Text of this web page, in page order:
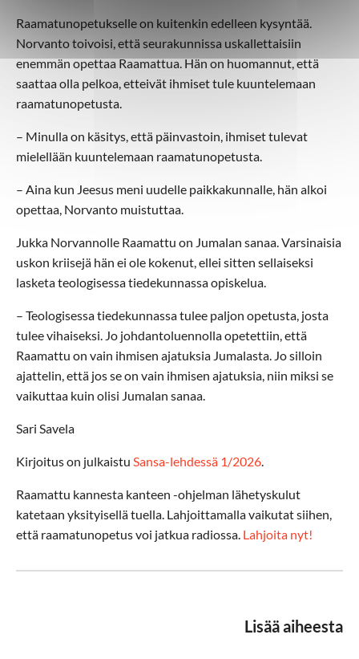
Raamatunopetukselle on kuitenkin edelleen kysyntää.
Norvanto toivoisi, että seurakunnissa uskallettaisiin
enemmän opettaa Raamattua. Hän on huomannut, että
saattaa olla pelkoa, etteivät ihmiset tule kuuntelemaan
raamatunopetusta.
– Minulla on käsitys, että päinvastoin, ihmiset tulevat
mielellään kuuntelemaan raamatunopetusta.
– Aina kun Jeesus meni uudelle paikkakunnalle, hän alkoi
opettaa, Norvanto muistuttaa.
Jukka Norvannolle Raamattu on Jumalan sanaa. Varsinaisia
uskon kriisejä hän ei ole kokenut, ellei sitten sellaiseksi
lasketa teologisessa tiedekunnassa opiskelua.
– Teologisessa tiedekunnassa tulee paljon opetusta, josta
tulee vihaiseksi. Jo johdantoluennolla opetettiin, että
Raamattu on vain ihmisen ajatuksia Jumalasta. Jo silloin
ajattelin, että jos se on vain ihmisen ajatuksia, niin miksi se
vaikuttaa kuin olisi Jumalan sanaa.
Sari Savela
Kirjoitus on julkaistu Sansa-lehdessä 1/2026
Raamattu kannesta kanteen -ohjelman lähetyskulut
katetaan yksityisellä tuella. Lahjoittamalla vaikutat siihen,
että raamatunopetus voi jatkua radiossa. Lahjoita nyt!
Lisää aiheesta